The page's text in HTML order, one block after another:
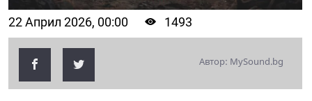
22 Април 2026, 00:00 1493
Автор: MySound.bg